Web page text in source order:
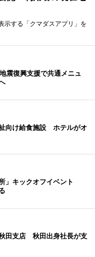
示する「クマダスアプリ」を
震復興支援で共通メニュ
向け給食施設 ホテルがオ
」キックオフイベント
田支店 秋田出身社長が支